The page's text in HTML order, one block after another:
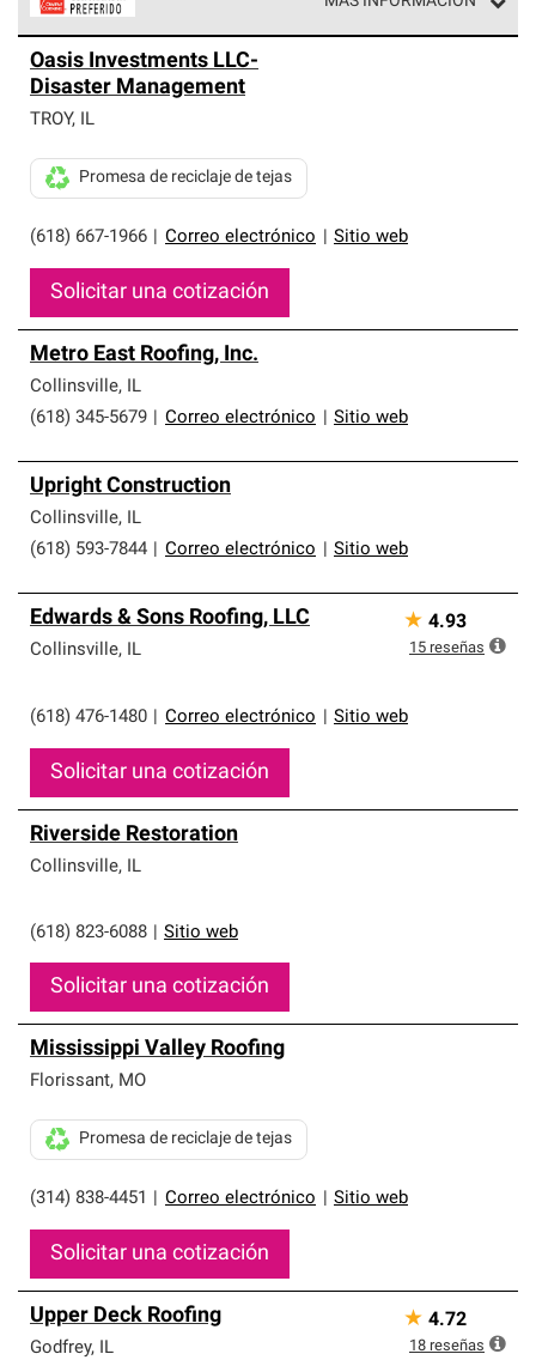
parte de una red exclusiva de profesionales de techos
que cumplen con altos estándares y requisitos estrictos
de profesionalismo y confiabilidad.
Oasis Investments LLC-
Disaster Management
TROY, IL
(618) 667-1966 Correo electrónico Sitio web
Promesa de reciclaje de tejas
Solicitar una cotización
Metro East Roofing, Inc.
Collinsville, IL
(618) 345-5679
Correo electrónico Sitio web
Upright Construction
Collinsville, IL
(618) 593-7844
Correo electrónico Sitio web
Edwards & Sons Roofing, LLC
Collinsville, IL
(618) 476-1480 Correo electrónico Sitio web
Solicitar una cotización
★ 4.93
15 reseñas
Riverside Restoration
Collinsville, IL
(618) 823-6088 Sitio web
Solicitar una cotización
Mississippi Valley Roofing
Florissant, MO
(314) 838-4451 Correo electrónico Sitio web
Promesa de reciclaje de tejas
Solicitar una cotización
Upper Deck Roofing
Godfrey, IL
★ 4.72
18 reseñas